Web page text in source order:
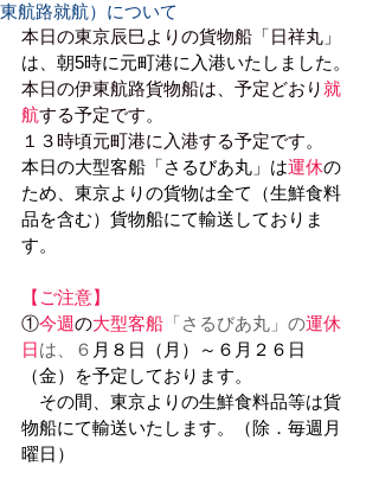
東航路就航）について
本日の東京辰巳よりの貨物船「日祥丸」
は、朝5時に元町港に入港いたしました。
本日の伊東航路貨物船は、予定どおり就
航する予定です。
１３時頃元町港に入港する予定です。
本日の大型客船「さるびあ丸」は運休の
ため、東京よりの貨物は全て（生鮮食料
品を含む）貨物船にて輸送しておりま
す。
【ご注意】
①今週の大型客船 「さるびあ丸」の運休
日は、６ 月８日（月）～６月２６日
（金）を予定しております。
その間、東京よりの生鮮食料品等は貨
物船にて輸送いたします。（除．毎週月
曜日）